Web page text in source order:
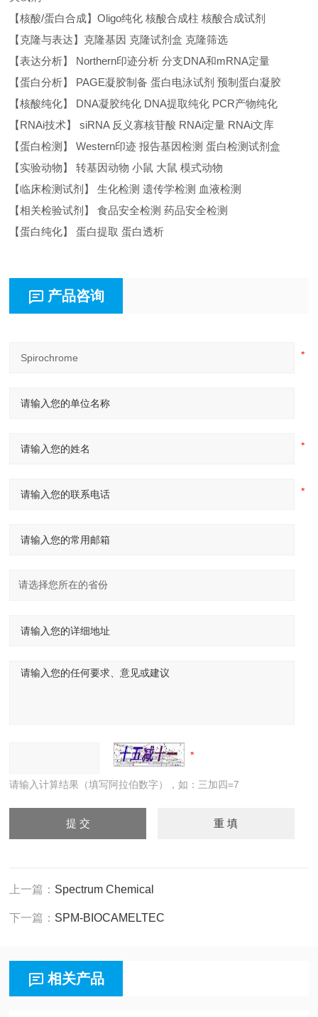
【核酸/蛋白合成】Oligo纯化 核酸合成柱 核酸合成试剂
【克隆与表达】克隆基因 克隆试剂盒 克隆筛选
【表达分析】 Northern印迹分析 分支DNA和mRNA定量
【蛋白分析】 PAGE凝胶制备 蛋白电泳试剂 预制蛋白凝胶
【核酸纯化】 DNA凝胶纯化 DNA提取纯化 PCR产物纯化
【RNAi技术】 siRNA 反义寡核苷酸 RNAi定量 RNAi文库
【蛋白检测】 Western印迹 报告基因检测 蛋白检测试剂盒
【实验动物】 转基因动物 小鼠 大鼠 模式动物
【临床检测试剂】 生化检测 遗传学检测 血液检测
【相关检验试剂】 食品安全检测 药品安全检测
【蛋白纯化】 蛋白提取 蛋白透析
产品咨询
请输入计算结果（填写阿拉伯数字），如：三加四=7
上一篇： Spectrum Chemical
下一篇： SPM-BIOCAMELTEC
相关产品